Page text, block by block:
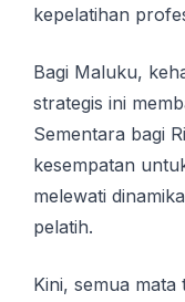
kepelatihan
Bagi Maluku,
strategis ini
Sementara bagi
kesempatan
melewati
pelatih.
Kini, semua mata